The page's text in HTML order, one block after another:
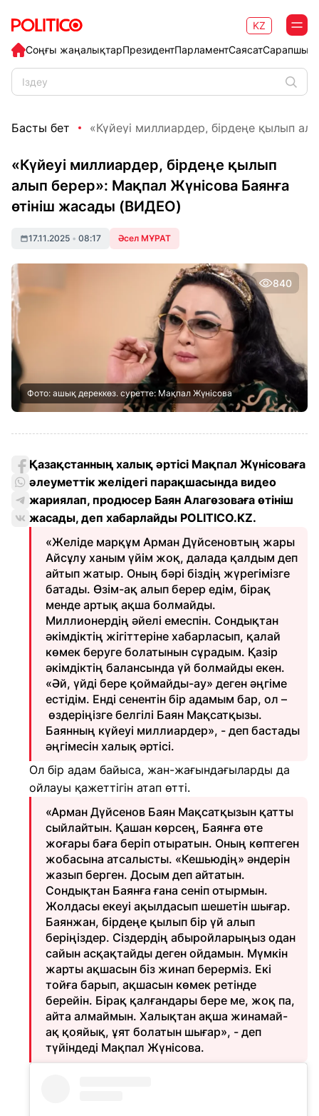
Соңғы жаңалықтарПрезидентПарламентСаясат
KZ
Басты бет «Күйеуі миллиардер, бірдеңе қылып
«Күйеуі миллиардер, бірдеңе қылып
алып берер»: Мақпал Жүнісова Баянға
өтініш жасады (ВИДЕО)
17.11.2025 • 08:17 Әсел МҰРАТ
840
Фото: ашық дереккөз. суретте: Мақпал Жүнісова
Қазақстанның халық әртісі Мақпал Жүнісоваға
әлеуметтік желідегі парақшасында видео
жариялап, продюсер Баян Алагөзоваға өтініш
жасады, деп хабарлайды POLITICO.KZ.
«Желіде марқұм Арман Дүйсеновтың жары
Айсұлу ханым үйім жоқ, далада қалдым деп
айтып жатыр. Оның бәрі біздің жүрегімізге
батады. Өзім-ақ алып берер едім, бірақ
менде артық ақша болмайды.
Миллионердің әйелі емеспін. Сондықтан
әкімдіктің жігіттеріне хабарласып, қалай
көмек беруге болатынын сұрадым. Қазір
әкімдіктің балансында үй болмайды екен.
«Әй, үйді бере қоймайды-ау» деген әңгіме
естідім. Енді сенентін бір адамым бар, ол –
өздеріңізге белгілі Баян Мақсатқызы.
Баянның күйеуі миллиардер», - деп бастады
әңгімесін халық әртісі.
Ол бір адам байыса, жан-жағындағыларды да
ойлауы қажеттігін атап өтті.
«Арман Дүйсенов Баян Мақсатқызын қатты
сыйлайтын. Қашан көрсең, Баянға өте
жоғары баға беріп отыратын. Оның көптеген
жобасына атсалысты. «Кешьюдің» әндерін
жазып берген. Досым деп айтатын.
Сондықтан Баянға ғана сеніп отырмын.
Жолдасы екеуі ақылдасып шешетін шығар.
Баянжан, бірдеңе қылып бір үй алып
беріңіздер. Сіздердің абыройларыңыз одан
сайын асқақтайды деген ойдамын. Мүмкін
жарты ақшасын біз жинап берерміз. Екі
тойға барып, ақшасын көмек ретінде
берейін. Бірақ қалғандары бере ме, жоқ па,
айта алмаймын. Халықтан ақша жинамай-
ақ қояйық, ұят болатын шығар», - деп
түйіндеді Мақпал Жүнісова.